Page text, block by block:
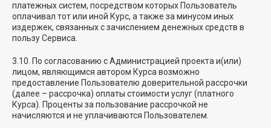
платежных систем, посредством которых Пользователь
оплачивал тот или иной Курс, а также за минусом иных
издержек, связанных с зачислением денежных средств в
пользу Сервиса.
3.10. По согласованию с Администрацией проекта и(или)
лицом, являющимся автором Курса возможно
предоставление Пользователю доверительной рассрочки
(далее – рассрочка) оплаты стоимости услуг (платного
Курса). Проценты за пользование рассрочкой не
начисляются и не уплачиваются Пользователем.